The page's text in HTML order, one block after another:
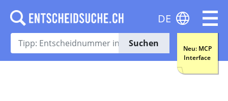
Suchen
Neu: MCP
Interface
DE